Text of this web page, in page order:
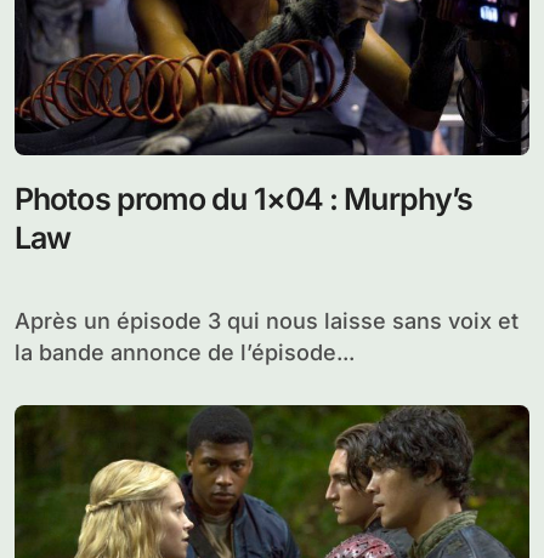
Photos promo du 1×04 : Murphy’s
Law
Après un épisode 3 qui nous laisse sans voix et
la bande annonce de l’épisode...